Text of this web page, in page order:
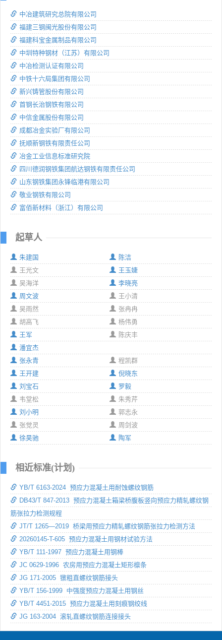
中冶建筑研究总院有限公司
福建三钢闽光股份有限公司
福建科宝金属制品有限公司
中圳特种钢材（江苏）有限公司
中冶检测认证有限公司
中铁十六局集团有限公司
新兴铸管股份有限公司
首钢长治钢铁有限公司
中信金属股份有限公司
成都冶金实验厂有限公司
抚顺新钢铁有限责任公司
冶金工业信息标准研究院
四川德润钢铁集团航达钢铁有限责任公司
山东钢铁集团永锋临港有限公司
敬业钢铁有限公司
富佰新材料（浙江）有限公司
起草人
朱建国
陈洁
王光文
王玉婕
吴海洋
李晓亮
周文波
王小清
吴雨然
张冉冉
胡高飞
杨伟勇
王军
陈庆丰
潘宜杰
张永青
程凯群
王开建
倪晓东
刘宝石
罗毅
韦堂松
朱秀芹
刘小明
郭志永
张觉灵
周剑波
徐昊驰
陶军
相近标准(计划)
YB/T 6163-2024 预应力混凝土用耐蚀螺纹钢筋
DB43/T 847-2013 预应力混凝土箱梁桥腹板竖向预应力精轧螺纹钢
筋张拉力检测规程
JT/T 1265—2019 桥梁用预应力精轧螺纹钢筋张拉力检测方法
20260145-T-605 预应力混凝土用钢材试验方法
YB/T 111-1997 预应力混凝土用钢棒
JC 0629-1996 农房用预应力混凝土矩形檩条
JG 171-2005 镦粗直螺纹钢筋接头
YB/T 156-1999 中强度预应力混凝土用钢丝
YB/T 4451-2015 预应力混凝土用刻痕钢绞线
JG 163-2004 滚轧直螺纹钢筋连接接头